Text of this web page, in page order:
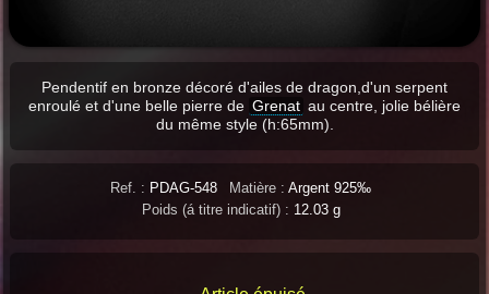
Pendentif en bronze décoré d'ailes de dragon,d'un serpent
enroulé et d'une belle pierre de Grenat au centre, jolie bélière
du même style (h:65mm).
Ref. : PDAG-548 Matière : Argent 925‰
Poids (á titre indicatif) : 12.03 g